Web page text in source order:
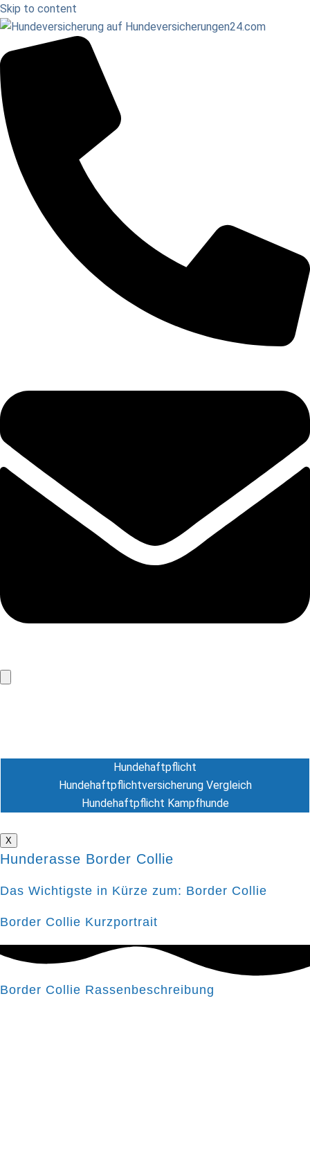
Skip to content
Hundehaftpflicht
Hundehaftpflichtversicherung Vergleich
Hundehaftpflicht Kampfhunde
X
Hunderasse Border Collie
Das Wichtigste in Kürze zum: Border Collie
Border Collie Kurzportrait
Border Collie Rassenbeschreibung